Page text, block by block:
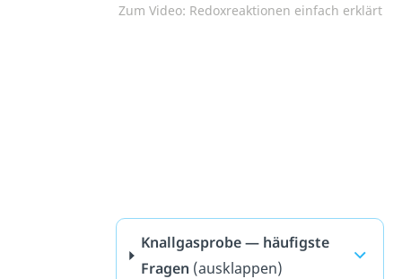
Zum Video: Redoxreaktionen einfach erklärt
Knallgasprobe — häufigste
Fragen (ausklappen)